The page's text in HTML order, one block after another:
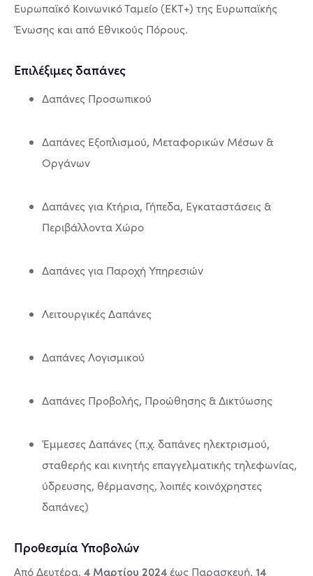
Ευρωπαϊκό Κοινωνικό Ταμείο (ΕΚΤ+) της Ευρωπαϊκής
Ένωσης και από Εθνικούς Πόρους.
Επιλέξιμες δαπάνες
Δαπάνες Προσωπικού
Δαπάνες Εξοπλισμού, Μεταφορικών Μέσων &
Οργάνων
Δαπάνες για Κτήρια, Γήπεδα, Εγκαταστάσεις &
Περιβάλλοντα Χώρο
Δαπάνες για Παροχή Υπηρεσιών
Λειτουργικές Δαπάνες
Δαπάνες Λογισμικού
Δαπάνες Προβολής, Προώθησης & Δικτύωσης
Έμμεσες Δαπάνες (π.χ. δαπάνες ηλεκτρισμού,
σταθερής και κινητής επαγγελματικής τηλεφωνίας,
ύδρευσης, θέρμανσης, λοιπές κοινόχρηστες
δαπάνες)
Προθεσμία Υποβολών
Από Δευτέρα, 4 Μαρτίου 2024έως Παρασκευή, 14